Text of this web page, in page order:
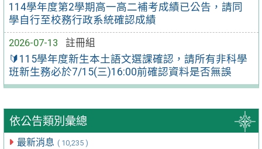
114學年度第2學期高一高二補考成績已公告，請同
學自行至校務行政系統確認成績
2026-07-13
註冊組
🔰115學年度新生本土語文選課確認，請所有非科學
班新生務必於7/15(三)16:00前確認資料是否無誤
依公告類別彙總
最新消息 ( 10,235 )